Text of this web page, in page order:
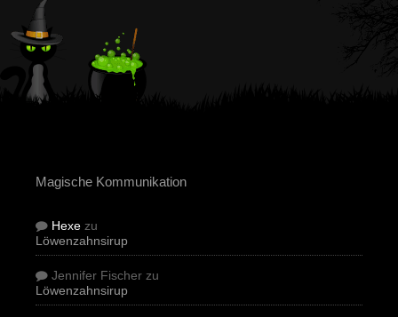
Magische Kommunikation
Hexe zu
Löwenzahnsirup
Jennifer Fischer zu
Löwenzahnsirup